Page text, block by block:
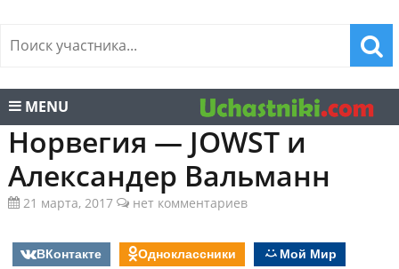
MENU
Норвегия — JOWST и
Александер Вальманн
21 марта, 2017 нет комментариев
ВКонтакте Одноклассники
Мой Мир